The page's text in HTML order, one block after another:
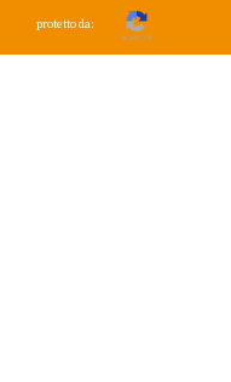
protetto da: